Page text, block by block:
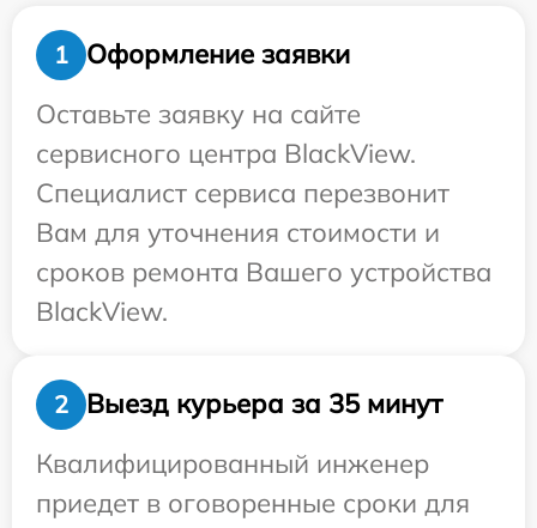
1
Оформление заявки
Оставьте заявку на сайте
сервисного центра BlackView.
Специалист сервиса перезвонит
Вам для уточнения стоимости и
сроков ремонта Вашего устройства
BlackView.
2
Выезд курьера за 35 минут
Квалифицированный инженер
приедет в оговоренные сроки для